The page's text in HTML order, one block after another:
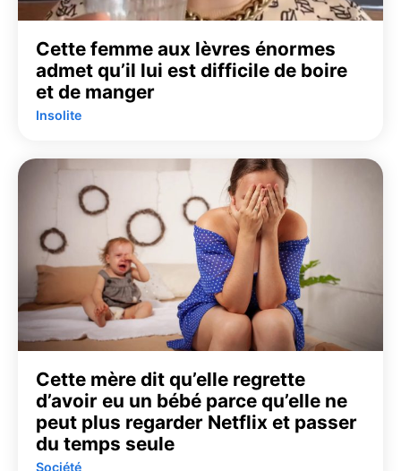
Cette femme aux lèvres énormes
admet qu’il lui est difficile de boire
et de manger
Insolite
Cette mère dit qu’elle regrette
d’avoir eu un bébé parce qu’elle ne
peut plus regarder Netflix et passer
du temps seule
Société